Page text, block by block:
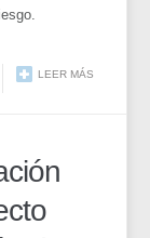
LEER MÁS